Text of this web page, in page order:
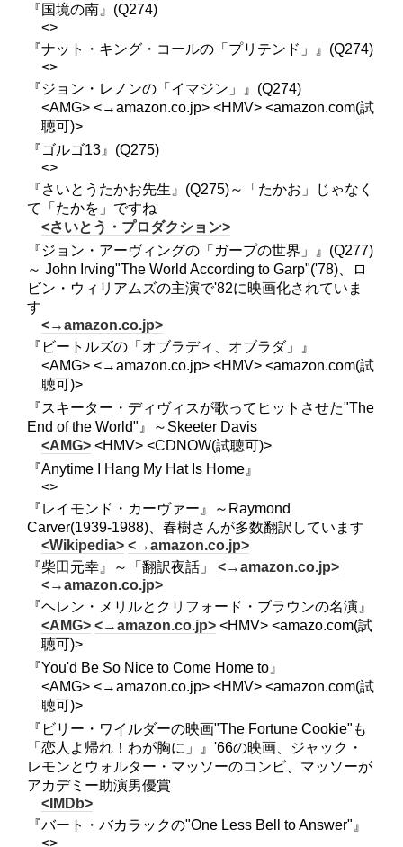
『国境の南』(Q274)
<>
『ナット・キング・コールの「プリテンド」』(Q274)
<>
『ジョン・レノンの「イマジン」』(Q274)
<AMG> <→amazon.co.jp> <HMV> <amazon.com(試
聴可)>
『ゴルゴ13』(Q275)
<>
『さいとうたかお先生』(Q275)～「たかお」じゃなく
て「たかを」ですね
<さいとう・プロダクション>
『ジョン・アーヴィングの「ガープの世界」』(Q277)
～ John Irving"The World According to Garp"('78)、ロ
ビン・ウィリアムズの主演で'82に映画化されていま
す
<→amazon.co.jp>
『ビートルズの「オブラディ、オブラダ」』
<AMG> <→amazon.co.jp> <HMV> <amazon.com(試
聴可)>
『スキーター・ディヴィスが歌ってヒットさせた"The
End of the World"』～Skeeter Davis
<AMG> <HMV> <CDNOW(試聴可)>
『Anytime I Hang My Hat Is Home』
<>
『レイモンド・カーヴァー』～Raymond
Carver(1939-1988)、春樹さんが多数翻訳しています
<Wikipedia> <→amazon.co.jp>
『柴田元幸』～「翻訳夜話」 <→amazon.co.jp>
<→amazon.co.jp>
『ヘレン・メリルとクリフォード・ブラウンの名演』
<AMG> <→amazon.co.jp> <HMV> <amazo.com(試
聴可)>
『You'd Be So Nice to Come Home to』
<AMG> <→amazon.co.jp> <HMV> <amazon.com(試
聴可)>
『ビリー・ワイルダーの映画"The Fortune Cookie"も
「恋人よ帰れ！わが胸に」』'66の映画、ジャック・
レモンとウォルター・マッソーのコンビ、マッソーが
アカデミー助演男優賞
<IMDb>
『バート・バカラックの"One Less Bell to Answer"』
<>